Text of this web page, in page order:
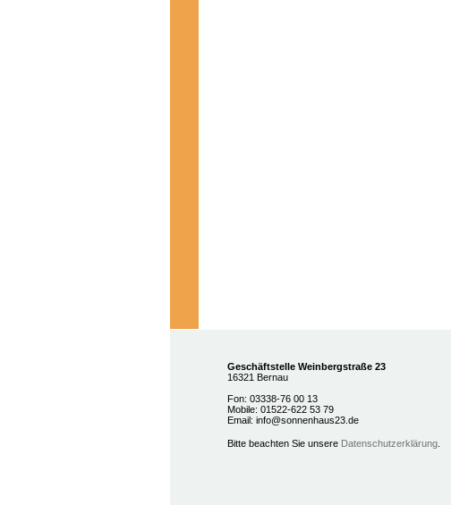
Geschäftstelle Weinbergstraße 23
16321 Bernau
Fon: 03338-76 00 13
Mobile: 01522-622 53 79
Email: info@sonnenhaus23.de
Bitte beachten Sie unsere Datenschutzerklärung